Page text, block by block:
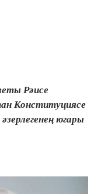
Рәисе
Конституциясе
югары